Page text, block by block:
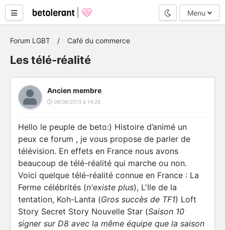
Mode nuit
Menu
Forum LGBT Café du commerce
Les télé-réalité
Ancien membre
09/06/2013 à 14:25
Hello le peuple de beto:) Histoire d’animé un
peux ce forum , je vous propose de parler de
télévision. En effets en France nous avons
beaucoup de télé-réalité qui marche ou non.
Voici quelque télé-réalité connue en France : La
Ferme célébrités (n'existe plus), L'Ile de la
tentation, Koh-Lanta (Gros succès de TF1) Loft
Story Secret Story Nouvelle Star (Saison 10
signer sur D8 avec la même équipe que la saison